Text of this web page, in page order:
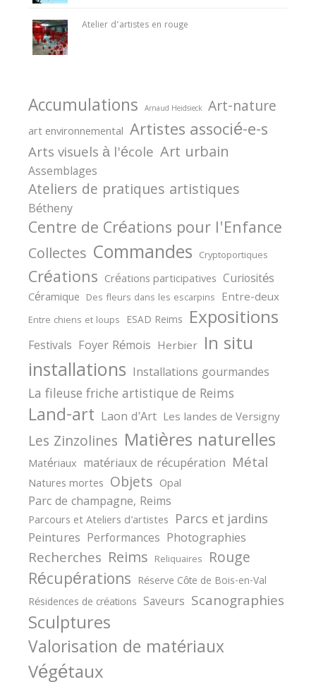
Atelier d’artistes en rouge
Accumulations Arnaud Heidsieck Art-nature
art environnemental Artistes associé-e-s
Arts visuels à l'école Art urbain
Assemblages
Ateliers de pratiques artistiques
Bétheny
Centre de Créations pour l'Enfance
Collectes Commandes Cryptoportiques
Créations Créations participatives Curiosités
Céramique Des fleurs dans les escarpins Entre-deux
Entre chiens et loups ESAD Reims Expositions
Festivals Foyer Rémois Herbier In situ
installations Installations gourmandes
La fileuse friche artistique de Reims
Land-art Laon d'Art Les landes de Versigny
Les Zinzolines Matières naturelles
Matériaux matériaux de récupération Métal
Natures mortes Objets Opal
Parc de champagne, Reims
Parcours et Ateliers d'artistes Parcs et jardins
Peintures Performances Photographies
Recherches Reims Reliquaires Rouge
Récupérations Réserve Côte de Bois-en-Val
Résidences de créations Saveurs Scanographies
Sculptures
Valorisation de matériaux
Végétaux